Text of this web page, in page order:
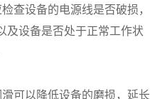
查设备的电源线是否破损，
及设备是否处于正常工作状
可以降低设备的磨损，延长